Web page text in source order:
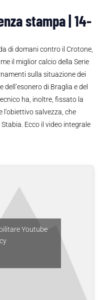
stampa | 14-
di domani contro il Crotone,
il miglior calcio della Serie
sulla situazione dei
di Braglia e del
ha, inoltre, fissato la
salvezza, che
Ecco il video integrale
Youtube